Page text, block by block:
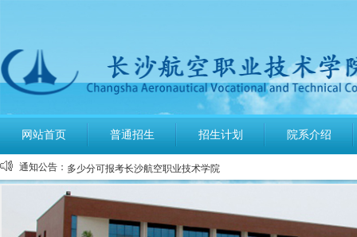
网站首页 普通招生 招生计划 院系介绍
通知公告：
公布2026年高考招生录取使用电话号码
长沙航空职业技术学院空中乘务、机场运行服务与管理报考须知
多少分可报考长沙航空职业技术学院
长沙航空职业技术学院2026年定向培养军士报考须知
长沙航空职业技术学院2026年报考指南